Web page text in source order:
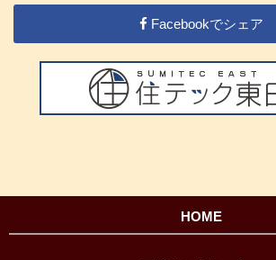
Facebookでシェア
HOME